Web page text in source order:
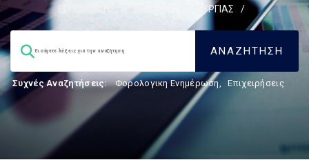
ΔΙΑΚΟΠΗ ΛΕΙΤΟΥΡΓΙΑΣ /
Συχνές Αναζητήσεις: Φορολογικη Ενημέρωση, Επιχειρήσεις